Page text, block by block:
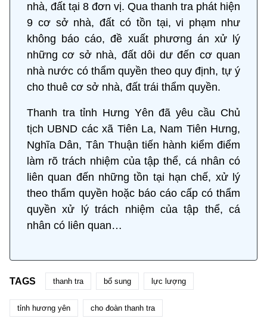
nhà, đất tại 8 đơn vị. Qua thanh tra phát hiện
9 cơ sở nhà, đất có tồn tại, vi phạm như
không báo cáo, đề xuất phương án xử lý
những cơ sở nhà, đất dôi dư đến cơ quan
nhà nước có thẩm quyền theo quy định, tự ý
cho thuê cơ sở nhà, đất trái thẩm quyền.
Thanh tra tỉnh Hưng Yên đã yêu cầu Chủ
tịch UBND các xã Tiên La, Nam Tiên Hưng,
Nghĩa Dân, Tân Thuận tiến hành kiểm điểm
làm rõ trách nhiệm của tập thể, cá nhân có
liên quan đến những tồn tại hạn chế, xử lý
theo thẩm quyền hoặc báo cáo cấp có thẩm
quyền xử lý trách nhiệm của tập thể, cá
nhân có liên quan…
TAGS thanh tra bổ sung lực lượng
tỉnh hương yên cho đoàn thanh tra